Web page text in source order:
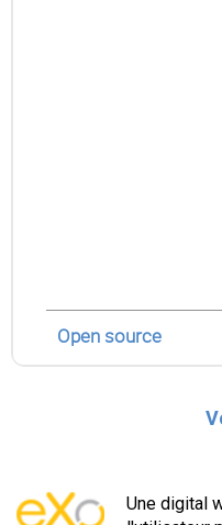
Open source
Une digital